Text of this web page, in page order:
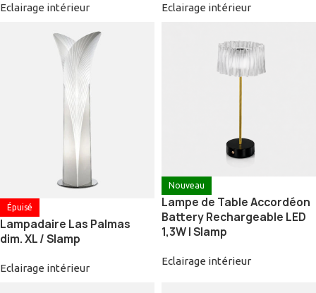
Eclairage intérieur Eclairage intérieur
Épuisé
Lampadaire Las Palmas
dim. XL / Slamp
Eclairage intérieur
Nouveau
Lampe de Table Accordéon
Battery Rechargeable LED
1,3W | Slamp
Eclairage intérieur